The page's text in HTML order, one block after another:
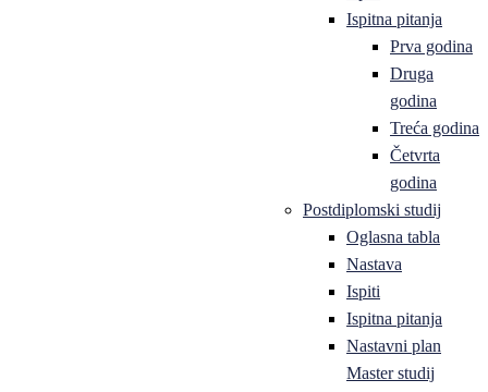
Ispitna pitanja
Prva godina
Druga
godina
Treća godina
Četvrta
godina
Postdiplomski studij
Oglasna tabla
Nastava
Ispiti
Ispitna pitanja
Nastavni plan
Master studij